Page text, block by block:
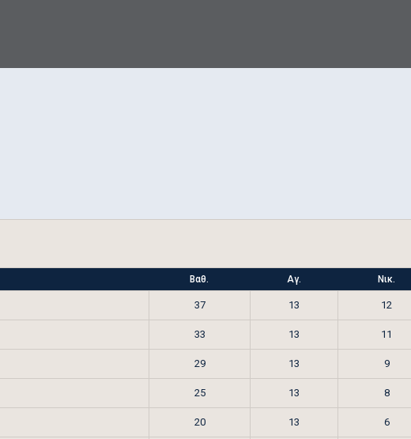
Βαθ. Αγ. Νικ.
37 13 12
33 13 11
29 13 9
25 13 8
20 13 6